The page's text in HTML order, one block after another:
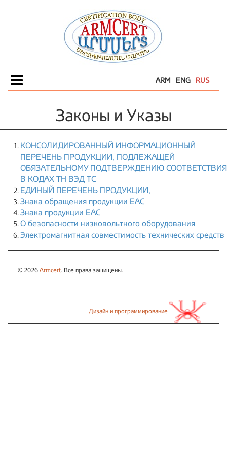
ARM ENG RUS
Menu
Законы и Указы
КОНСОЛИДИРОВАННЫЙ ИНФОРМАЦИОННЫЙ
ПЕРЕЧЕНЬ ПРОДУКЦИИ, ПОДЛЕЖАЩЕЙ
ОБЯЗАТЕЛЬНОМУ ПОДТВЕРЖДЕНИЮ СООТВЕТСТВИЯ
В КОДАХ ТН ВЭД ТС
ЕДИНЫЙ ПЕРЕЧЕНЬ ПРОДУКЦИИ,
Знака обращения продукции ЕАС
Знака продукции ЕАС
О безопасности низковольтного оборудования
Электромагнитная совместимость технических средств
© 2026 Armcert. Все права защищены.
Дизайн и программирование